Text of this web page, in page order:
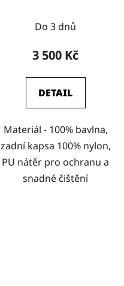
Do 3 dnů
3 500 Kč
DETAIL
Materiál - 100% bavlna,
zadní kapsa 100% nylon,
PU nátěr pro ochranu a
snadné čištění